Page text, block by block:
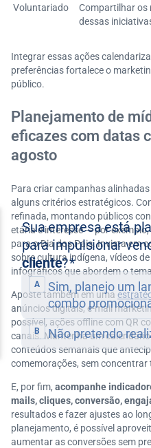
Voluntariado
Compartilhar os
dessas
Integrar essas ações
preferências fortalece o
público.
Planejamento de
eficazes com datas
agosto
Para criar campanhas
alguns critérios estratégicos.
refinada, montando públicos
etária e interesse — por
para o Dia dos Pais. Invista em
sobre cultura indígena, vídeos
infográficos que abordem o
Aposte também em uma
anúncios digitais, e-mail
possível, ações offline com QR
canais. Mantenha um
conteúdos semanais que
comemorações, sem
E, por fim, acompanhe
mails, cliques, conversão,
resultados e fazer ajustes ao
planejamento, é possível
aumentar as conversões sem